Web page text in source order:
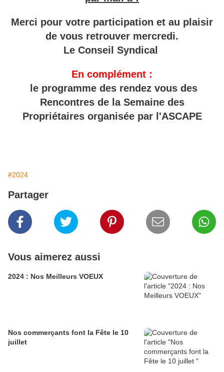
Merci pour votre participation et au plaisir
de vous retrouver mercredi.
Le Conseil Syndical
En complément :
le programme des rendez vous des
Rencontres de la Semaine des
Propriétaires organisée par l'ASCAPE
#2024
Partager
Vous aimerez aussi
2024 : Nos Meilleurs VOEUX
Nos commerçants font la Fête le 10
juillet